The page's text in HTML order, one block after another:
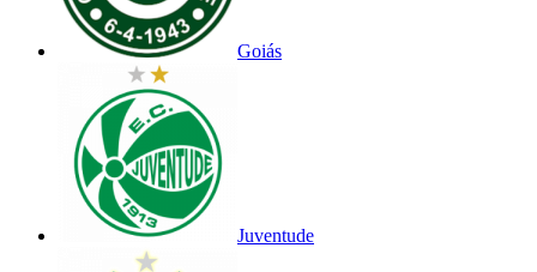
Goiás
Juventude